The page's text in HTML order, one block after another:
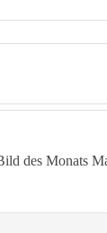
Bild des Monats